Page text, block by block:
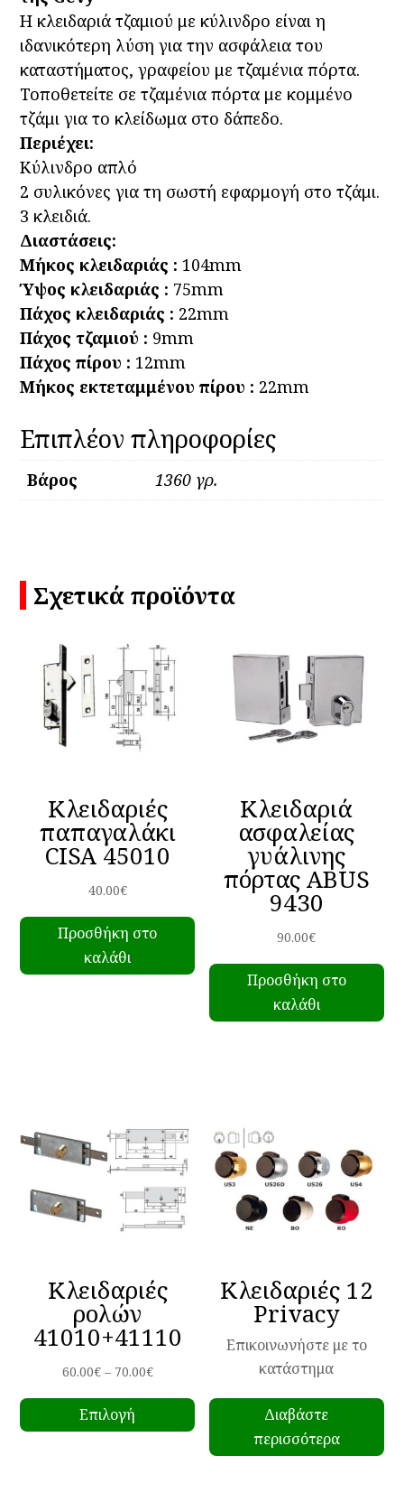
Με
Κύλινδρο
&
Defender
GEVY
118.055.069
ποσότητα
Η κλειδαριά τζαμιού με κύλινδρο είναι η
ιδανικότερη λύση για την ασφάλεια του
καταστήματος, γραφείου με τζαμένια πόρτα.
Τοποθετείτε σε τζαμένια πόρτα με κομμένο
τζάμι για το κλείδωμα στο δάπεδο.
Περιέχει:
Κύλινδρο απλό
2 συλικόνες για τη σωστή εφαρμογή στο τζάμι.
3 κλειδιά.
Διαστάσεις:
Μήκος κλειδαριάς : 104mm
Ύψος κλειδαριάς : 75mm
Πάχος κλειδαριάς : 22mm
Πάχος τζαμιού : 9mm
Πάχος πίρου : 12mm
Μήκος εκτεταμμένου πίρου : 22mm
Επιπλέον πληροφορίες
Βάρος 1360 γρ.
Σχετικά προϊόντα
Κλειδαριές
παπαγαλάκι
CISA 45010
40.00€
Προσθήκη στο
καλάθι
Κλειδαριά
ασφαλείας
γυάλινης
πόρτας ABUS
9430
90.00€
Προσθήκη στο
καλάθι
Κλειδαριές
ρολών
41010+41110
60.00€ – 70.00€Price
range:
Επιλογή
Αυτό
Κλειδαριές 12
Privacy
Επικοινωνήστε με το
κατάστημα
Διαβάστε
περισσότερα